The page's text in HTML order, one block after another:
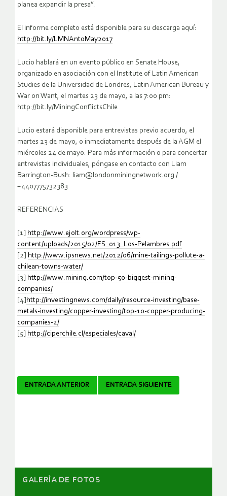
planea expandir la presa”.
El informe completo está disponible para su descarga aquí:
http://bit.ly/LMNAntoMay2017
Lucio hablará en un evento público en Senate House,
organizado en asociación con el Institute of Latin American
Studies de la Universidad de Londres, Latin American Bureau y
War on Want, el martes 23 de mayo, a las 7:00 pm:
http://bit.ly/MiningConflictsChile
Lucio estará disponible para entrevistas previo acuerdo, el
martes 23 de mayo, o inmediatamente después de la AGM el
miércoles 24 de mayo. Para más información o para concertar
entrevistas individuales, póngase en contacto con Liam
Barrington-Bush: liam@londonminingnetwork.org /
+4407775732383
REFERENCIAS
[1] http://www.ejolt.org/wordpress/wp-
content/uploads/2015/02/FS_013_Los-Pelambres.pdf
[2] http://www.ipsnews.net/2012/06/mine-tailings-pollute-a-
chilean-towns-water/
[3] http://www.mining.com/top-50-biggest-mining-
companies/
[4] http://investingnews.com/daily/resource-investing/base-
metals-investing/copper-investing/top-10-copper-producing-
companies-2/
[5] http://ciperchile.cl/especiales/caval/
Navegador
ENTRADA ANTERIOR ENTRADA SIGUIENTE
GALERÌA DE FOTOS